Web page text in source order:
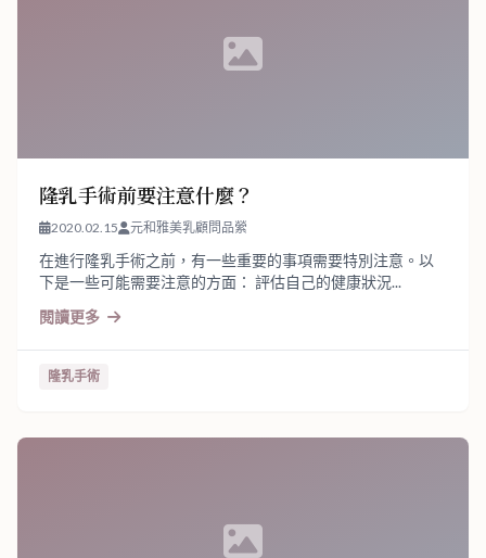
隆乳手術前要注意什麼？
2020.02.15 元和雅美乳顧問品縈
在進行隆乳手術之前，有一些重要的事項需要特別注意。以
下是一些可能需要注意的方面： 評估自己的健康狀況...
閱讀更多
隆乳手術